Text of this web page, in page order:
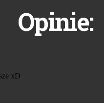
Opinie: